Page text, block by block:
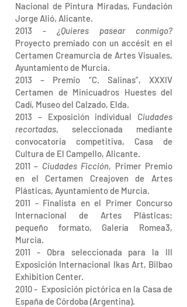
Nacional de Pintura Miradas, Fundación
Jorge Alió, Alicante.
2013 - ¿Quieres pasear conmigo?
Proyecto premiado con un accésit en el
Certamen Creamurcia de Artes Visuales,
Ayuntamiento de Murcia.
2013 – Premio “C. Salinas”, XXXIV
Certamen de Minicuadros Huestes del
Cadí, Museo del Calzado, Elda.
2013 – Exposición individual Ciudades
recortadas, seleccionada mediante
convocatoria competitiva, Casa de
Cultura de El Campello, Alicante.
2011 – Ciudades Ficción, Primer Premio
en el Certamen Creajoven de Artes
Plásticas, Ayuntamiento de Murcia.
2011 - Finalista en el Primer Concurso
Internacional de Artes Plásticas:
pequeño formato, Galería Romea3,
Murcia.
2011 - Obra seleccionada para la III
Exposición Internacional Ikas Art, Bilbao
Exhibition Center.
2010 - Exposición pictórica en la Casa de
España de Córdoba (Argentina).